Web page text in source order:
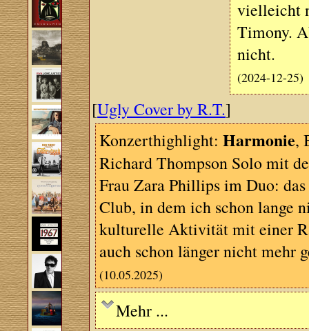
vielleicht
Timony.
nicht.
(2024-12-25)
[Ugly Cover by R.T.]
Konzerthighlight:Harmonie,
Richard Thompson Solo mit
Frau Zara Phillips im Duo:
Club, in dem ich schon lange
kulturelle Aktivität mit einer
auch schon länger nicht mehr
(10.05.2025)
Mehr ...